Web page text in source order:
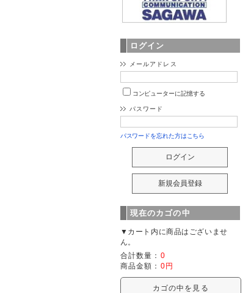
ログイン
メールアドレス
コンピューターに記憶する
パスワード
パスワードを忘れた方はこちら
現在のカゴの中
▼カート内に商品はございませ
ん。
合計数量： 0
商品金額： 0円
カゴの中を見る